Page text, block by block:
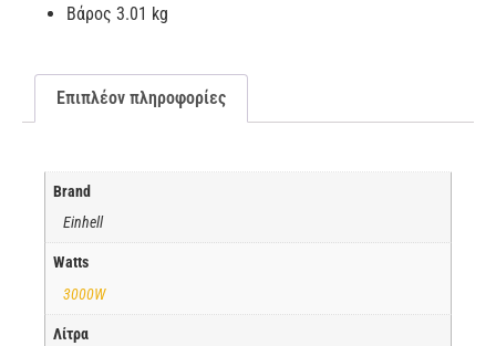
Βάρος 3.01 kg
Επιπλέον πληροφορίες
Brand
Einhell
Watts
3000W
Λίτρα